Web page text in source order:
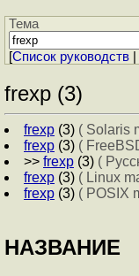
Тема
[Cписок руководств
frexp (3)
frexp (3) ( Solaris
frexp (3) (
>> frexp (3) (
frexp (3) ( Linux
frexp (3) ( POSIX
НАЗВАНИЕ